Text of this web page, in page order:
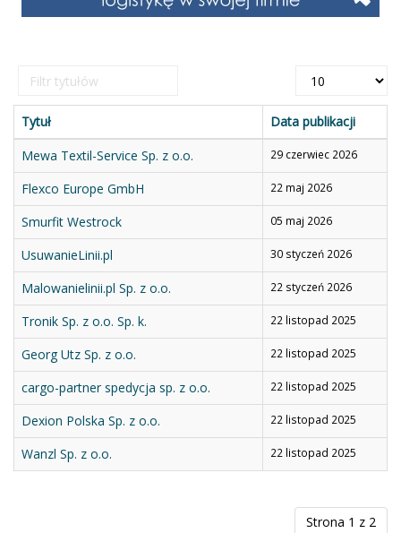
Filtr
tytułów
Pokaż
Tytuł
Data publikacji
Mewa Textil-Service Sp. z o.o.
29 czerwiec 2026
Flexco Europe GmbH 22 maj 2026
Smurfit Westrock 05 maj 2026
UsuwanieLinii.pl 30 styczeń 2026
Malowanielinii.pl Sp. z o.o. 22 styczeń 2026
Tronik Sp. z o.o. Sp. k. 22 listopad 2025
Georg Utz Sp. z o.o. 22 listopad 2025
cargo-partner spedycja sp. z o.o. 22 listopad 2025
Dexion Polska Sp. z o.o. 22 listopad 2025
Wanzl Sp. z o.o. 22 listopad 2025
Strona 1 z 2